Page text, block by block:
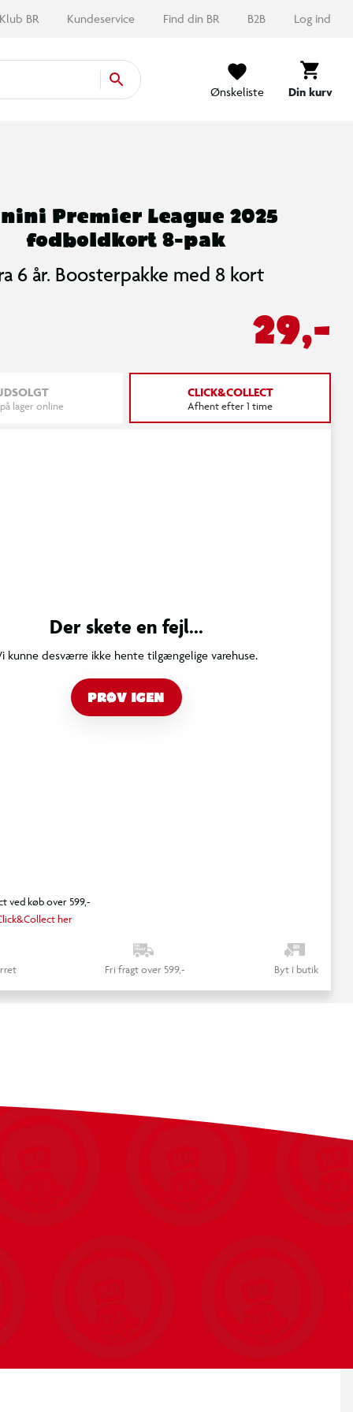
Klub BR Kundeservice Find din BR B2B Log ind
Ønskeliste Din kurv
Premier League 2025
fodboldkort 8-pak
6 år. Boosterpakke med 8 kort
29,-
lager online
CLICK&COLLECT
Afhent efter 1 time
Der skete en fejl...
kunne desværre ikke hente tilgængelige varehuse.
PRØV IGEN
ved køb over 599,-
her
Fri fragt over 599,- Byt i butik